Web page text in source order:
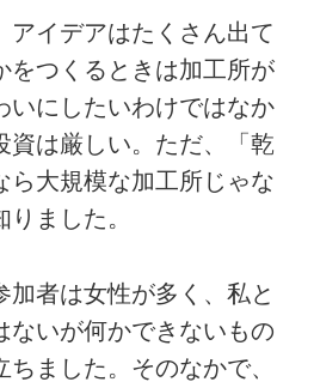
アイデアはたくさん出て
をつくるときは加工所が
いにしたいわけではなか
資は厳しい。ただ、「乾
ら大規模な加工所じゃな
ました。
加者は女性が多く、私と
ないが何かできないもの
ました。そのなかで、